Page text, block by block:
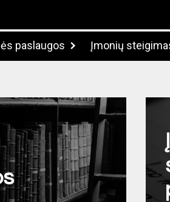
paslaugos Įmonių